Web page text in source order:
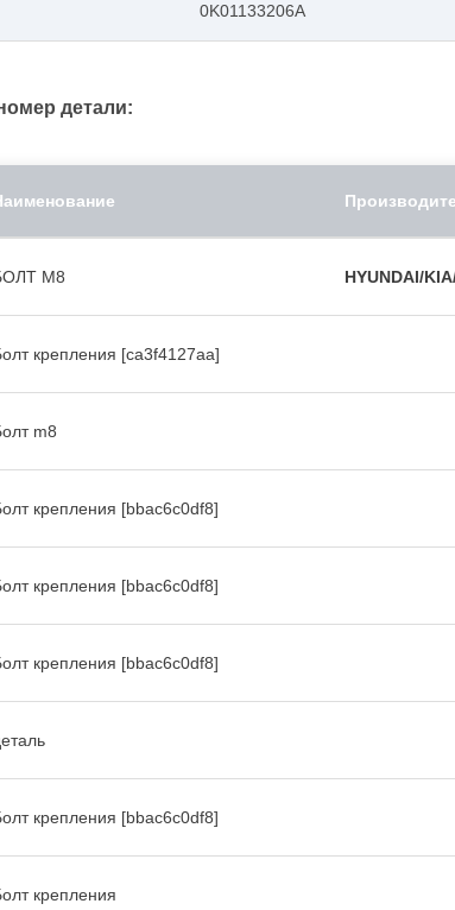
0K01133206A
детали:
M8 HYUNDAI/
крепления [ca3f4127aa]
m8
крепления [bbac6c0df8]
крепления [bbac6c0df8]
крепления [bbac6c0df8]
крепления [bbac6c0df8]
крепления